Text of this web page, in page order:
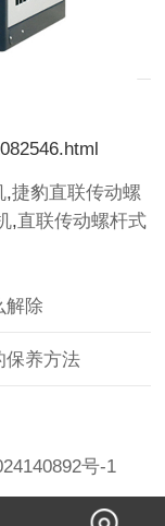
,捷豹直联传动螺
,直联传动螺杆式
解除
保养方法
号-1